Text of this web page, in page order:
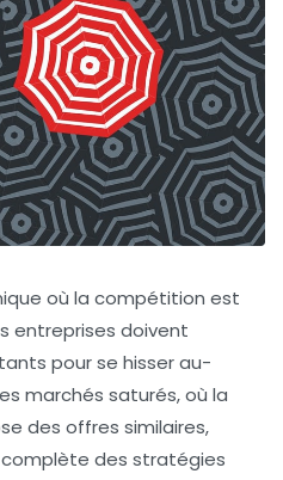
où la compétition est
entreprises doivent
pour se hisser au-
marchés saturés, où la
des offres similaires,
des stratégies